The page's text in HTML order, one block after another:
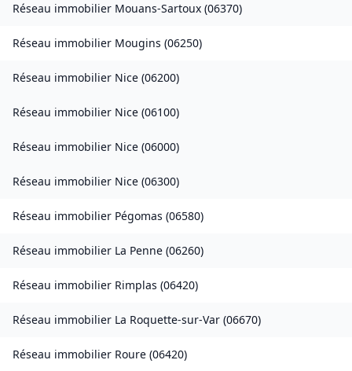
Réseau immobilier Mouans-Sartoux (06370)
Réseau immobilier Mougins (06250)
Réseau immobilier Nice (06200)
Réseau immobilier Nice (06100)
Réseau immobilier Nice (06000)
Réseau immobilier Nice (06300)
Réseau immobilier Pégomas (06580)
Réseau immobilier La Penne (06260)
Réseau immobilier Rimplas (06420)
Réseau immobilier La Roquette-sur-Var (06670)
Réseau immobilier Roure (06420)